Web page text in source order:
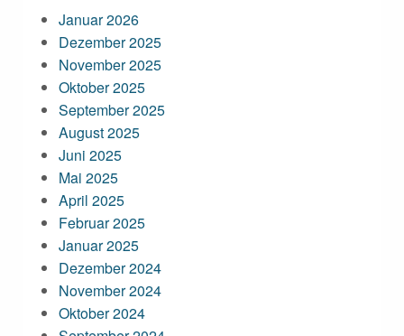
Januar 2026
Dezember 2025
November 2025
Oktober 2025
September 2025
August 2025
Juni 2025
Mai 2025
April 2025
Februar 2025
Januar 2025
Dezember 2024
November 2024
Oktober 2024